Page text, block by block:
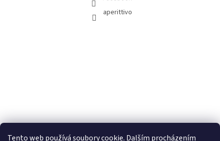
Tento web používá soubory cookie. Dalším procházením
aperittivo